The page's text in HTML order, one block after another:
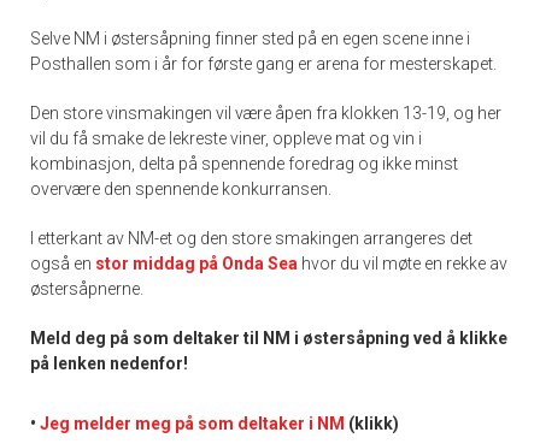
Selve NM i østersåpning finner sted på en egen scene inne i
Posthallen som i år for første gang er arena for mesterskapet.
Den store vinsmakingen vil være åpen fra klokken 13-19, og her
vil du få smake de lekreste viner, oppleve mat og vin i
kombinasjon, delta på spennende foredrag og ikke minst
overvære den spennende konkurransen.
I etterkant av NM-et og den store smakingen arrangeres det
også en stor middag på Onda Sea hvor du vil møte en rekke av
østersåpnerne.
Meld deg på som deltaker til NM i østersåpning ved å klikke
på lenken nedenfor!
• Jeg melder meg på som deltaker i NM (klikk)